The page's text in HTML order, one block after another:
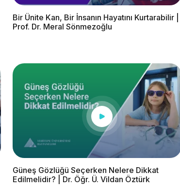
Bir Ünite Kan, Bir İnsanın Hayatını Kurtarabilir |
Prof. Dr. Meral Sönmezoğlu
Güneş Gözlüğü Seçerken Nelere Dikkat
Edilmelidir? | Dr. Öğr. Ü. Vildan Öztürk